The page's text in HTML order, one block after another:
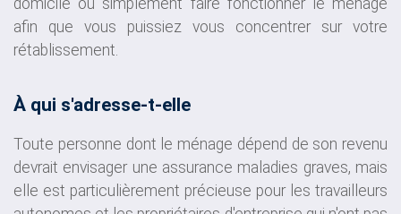
domicile ou simplement faire fonctionner le ménage
afin que vous puissiez vous concentrer sur votre
rétablissement.
À qui s'adresse-t-elle
Toute personne dont le ménage dépend de son revenu
devrait envisager une assurance maladies graves, mais
elle est particulièrement précieuse pour les travailleurs